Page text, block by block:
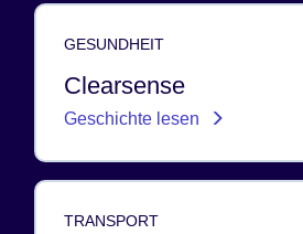
GESUNDHEIT
Clearsense
Geschichte lesen
TRANSPORT